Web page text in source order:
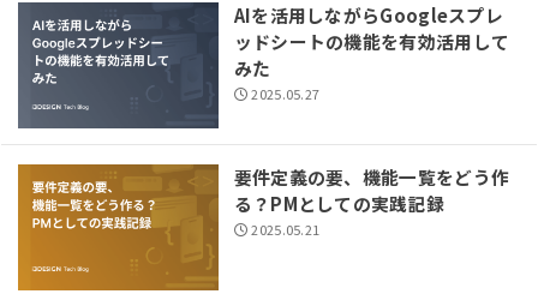
AIを活用しながらGoogleスプレ
ッドシートの機能を有効活用して
みた
2025.05.27
要件定義の要、機能一覧をどう作
る？PMとしての実践記録
2025.05.21